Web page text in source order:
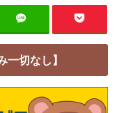
一切なし】